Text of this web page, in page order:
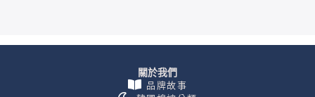
關於我們
品牌故事